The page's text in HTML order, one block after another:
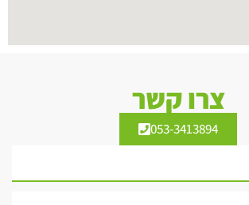
צרו קשר
053-3413894